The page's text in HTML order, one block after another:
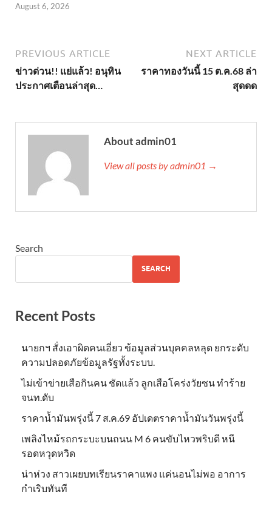
August 6, 2026
PREVIOUS ARTICLE
ข่าวด่วน!! แย่แล้ว! อนุทิน
ประกาศเตือนล่าสุด…
NEXT ARTICLE
ราคาทองวันนี้ 15 ต.ค.68 ล่า
สุดดด
About admin01
View all posts by admin01 →
Search
SEARCH
Recent Posts
นายกฯ สั่งเอาผิดคนเอี่ยว ข้อมูลส่วนบุคคลหลุด ยกระดับ
ความปลอดภัยข้อมูลรัฐทั้งระบบ.
ไม่เข้าข่าย​เสือกินคน ชัดแล้ว ลูกเสือโคร่งวัยซน ทำร้าย
จนท.ดับ
ราคาน้ำมันพรุ่งนี้ 7 ส.ค.69 อัปเดตราคาน้ำมันวันพรุ่งนี้
เพลิงไหม้รถกระบะบนถนน M 6 คนขับไหวพริบดี หนี
รอดหวุดหวิด
น่าห่วง สาวเผยบทเรียนราคาแพง แค่นอนไม่พอ อาการ
กำเริบทันที